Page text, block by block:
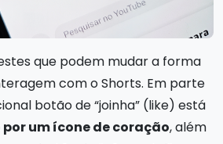
que podem mudar a forma
com o Shorts. Em parte
botão de “joinha” (like) está
um ícone de coração, além